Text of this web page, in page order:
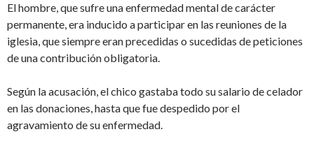
El hombre, que sufre una enfermedad mental de carácter
permanente, era inducido a participar en las reuniones de la
iglesia, que siempre eran precedidas o sucedidas de peticiones
de una contribución obligatoria.
Según la acusación, el chico gastaba todo su salario de celador
en las donaciones, hasta que fue despedido por el
agravamiento de su enfermedad.